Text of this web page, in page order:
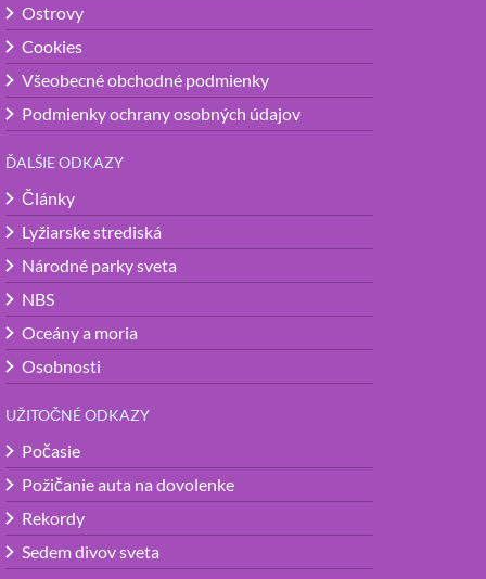
Ostrovy
Cookies
Všeobecné obchodné podmienky
Podmienky ochrany osobných údajov
ĎALŠIE ODKAZY
Články
Lyžiarske strediská
Národné parky sveta
NBS
Oceány a moria
Osobnosti
UŽITOČNÉ ODKAZY
Počasie
Požičanie auta na dovolenke
Rekordy
Sedem divov sveta